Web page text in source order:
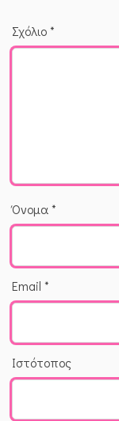
Σχόλιο*
Όνομα*
Email *
Ιστότοπος